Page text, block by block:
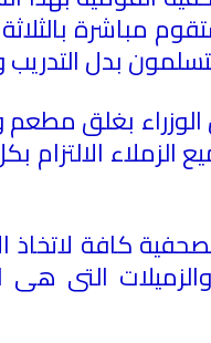
مباشرة
بدل التدريب
الوزراء بغلق
الالتزام بكل
كافة لاتخاذ
التى